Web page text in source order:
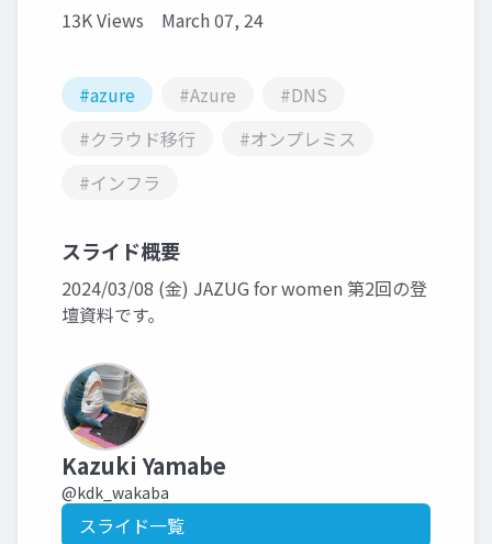
13K Views March 07, 24
#azure #Azure
#DNS
#クラウド移行
#オンプレミス
#インフラ
スライド概要
2024/03/08 (金) JAZUG for women 第2回の登
壇資料です。
Kazuki Yamabe
@kdk_wakaba
スライド一覧